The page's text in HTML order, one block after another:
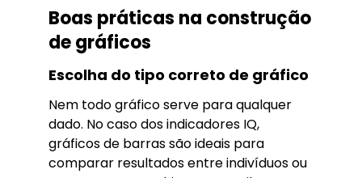
Boas práticas na construção
de gráficos
Escolha do tipo correto de gráfico
Nem todo gráfico serve para qualquer
dado. No caso dos indicadores IQ,
gráficos de barras são ideais para
comparar resultados entre indivíduos ou